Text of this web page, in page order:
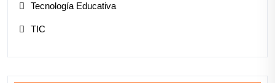
Tecnología Educativa
TIC